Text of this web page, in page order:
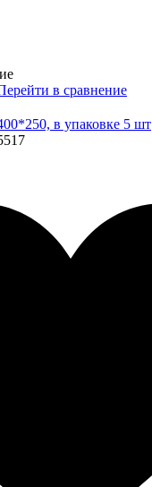
в сравнение
в упаковке 5 шт